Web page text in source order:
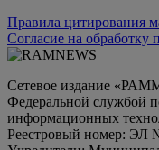
Правила цитирования
Согласие на обработку
Сетевое издание
Федеральной службой
информационных
Реестровый номер: ЭЛ